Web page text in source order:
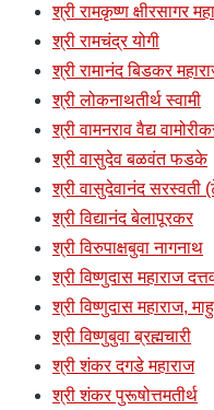
श्री रामकृष्ण क्षीरसागर
श्री रामचंद्र योगी
श्री रामानंद बिडकर
श्री लोकनाथतीर्थ स्वामी
श्री वामनराव वैद्य
श्री वासुदेव बळवंत फडके
श्री वासुदेवानंद सरस्वती
श्री विद्यानंद बेलापूरकर
श्री विरुपाक्षबुवा नागनाथ
श्री विष्णुदास महाराज
श्री विष्णुदास महाराज,
श्री विष्णुबुवा ब्रह्मचारी
श्री शंकर दगडे महाराज
श्री शंकर पुरूषोत्तमतीर्थ